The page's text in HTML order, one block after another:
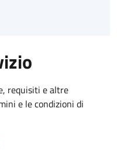
requisiti e altre
e le condizioni di